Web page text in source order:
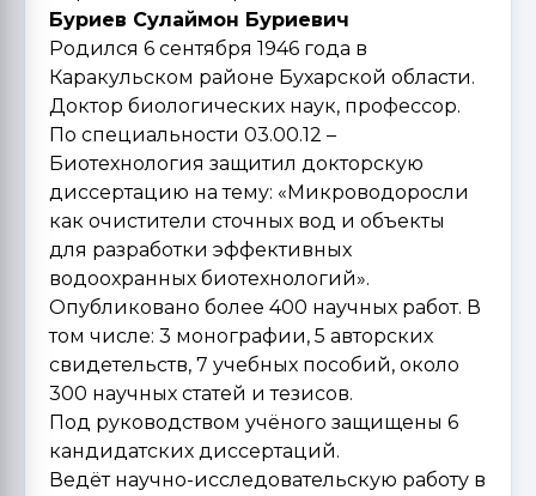
Буриев Сулаймон Буриевич
Родился 6 сентября 1946 года в
Каракульском районе Бухарской области.
Доктор биологических наук, профессор.
По специальности 03.00.12 –
Биотехнология защитил докторскую
диссертацию на тему: «Микроводоросли
как очистители сточных вод и объекты
для разработки эффективных
водоохранных биотехнологий».
Опубликовано более 400 научных работ. В
том числе: 3 монографии, 5 авторских
свидетельств, 7 учебных пособий, около
300 научных статей и тезисов.
Под руководством учёного защищены 6
кандидатских диссертаций.
Ведёт научно-исследовательскую работу в